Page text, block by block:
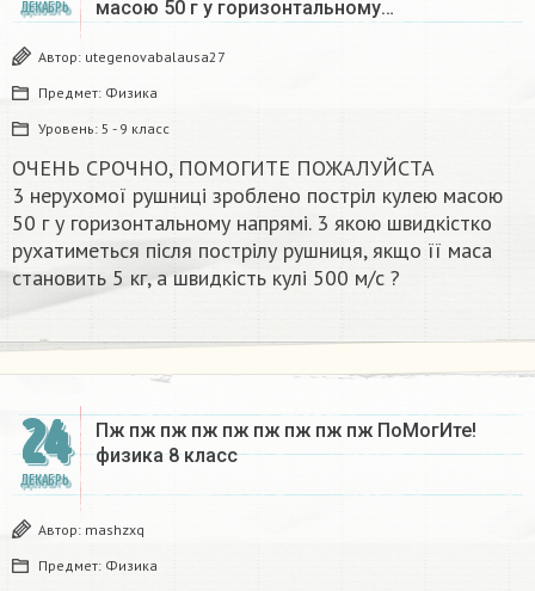
ДЕКАБРЬ масою 50 г у горизонтальному…
Автор: utegenovabalausa27
Предмет: Физика
Уровень: 5 - 9 класс
ОЧЕНЬ СРОЧНО, ПОМОГИТЕ ПОЖАЛУЙСТА
3 нерухомої рушниці зроблено постріл кулею масою
50 г у горизонтальному напрямі. 3 якою швидкістко
рухатиметься після пострілу рушниця, якщо її маса
становить 5 кг, а швидкість кулі 500 м/с ?​
24
ДЕКАБРЬ
Пж пж пж пж пж пж пж пж пж ПоМогИте!
физика 8 класс​
Автор: mashzxq
Предмет: Физика